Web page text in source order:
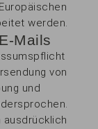
werden.
Mails
von
und